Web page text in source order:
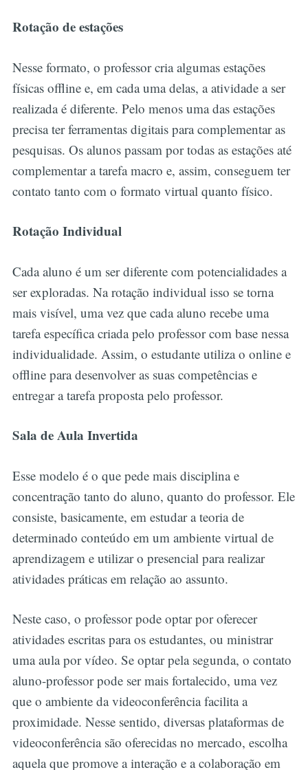
Rotação de estações
Nesse formato, o professor cria algumas estações
físicas offline e, em cada uma delas, a atividade a ser
realizada é diferente. Pelo menos uma das estações
precisa ter ferramentas digitais para complementar as
pesquisas. Os alunos passam por todas as estações até
complementar a tarefa macro e, assim, conseguem ter
contato tanto com o formato virtual quanto físico.
Rotação Individual
Cada aluno é um ser diferente com potencialidades a
ser exploradas. Na rotação individual isso se torna
mais visível, uma vez que cada aluno recebe uma
tarefa específica criada pelo professor com base nessa
individualidade. Assim, o estudante utiliza o online e
offline para desenvolver as suas competências e
entregar a tarefa proposta pelo professor.
Sala de Aula Invertida
Esse modelo é o que pede mais disciplina e
concentração tanto do aluno, quanto do professor. Ele
consiste, basicamente, em estudar a teoria de
determinado conteúdo em um ambiente virtual de
aprendizagem e utilizar o presencial para realizar
atividades práticas em relação ao assunto.
Neste caso, o professor pode optar por oferecer
atividades escritas para os estudantes, ou ministrar
uma aula por vídeo. Se optar pela segunda, o contato
aluno-professor pode ser mais fortalecido, uma vez
que o ambiente da videoconferência facilita a
proximidade. Nesse sentido, diversas plataformas de
videoconferência são oferecidas no mercado, escolha
aquela que promove a interação e a colaboração em